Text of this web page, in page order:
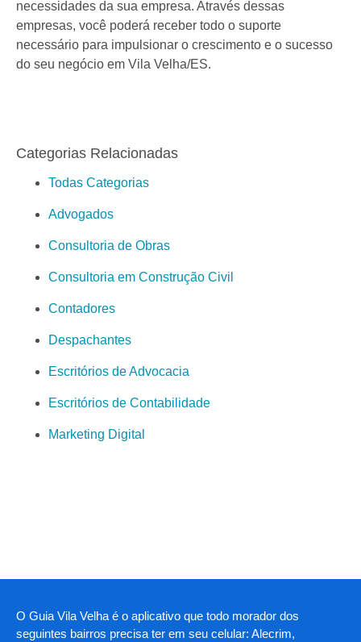
necessidades da sua empresa. Através dessas
empresas, você poderá receber todo o suporte
necessário para impulsionar o crescimento e o sucesso
do seu negócio em Vila Velha/ES.
Categorias Relacionadas
Todas Categorias
Advogados
Consultoria de Obras
Consultoria em Construção Civil
Contadores
Despachantes
Escritórios de Advocacia
Escritórios de Contabilidade
Marketing Digital
O Guia Vila Velha é o aplicativo que todo morador dos
seguintes bairros precisa ter em seu celular: Alecrim,